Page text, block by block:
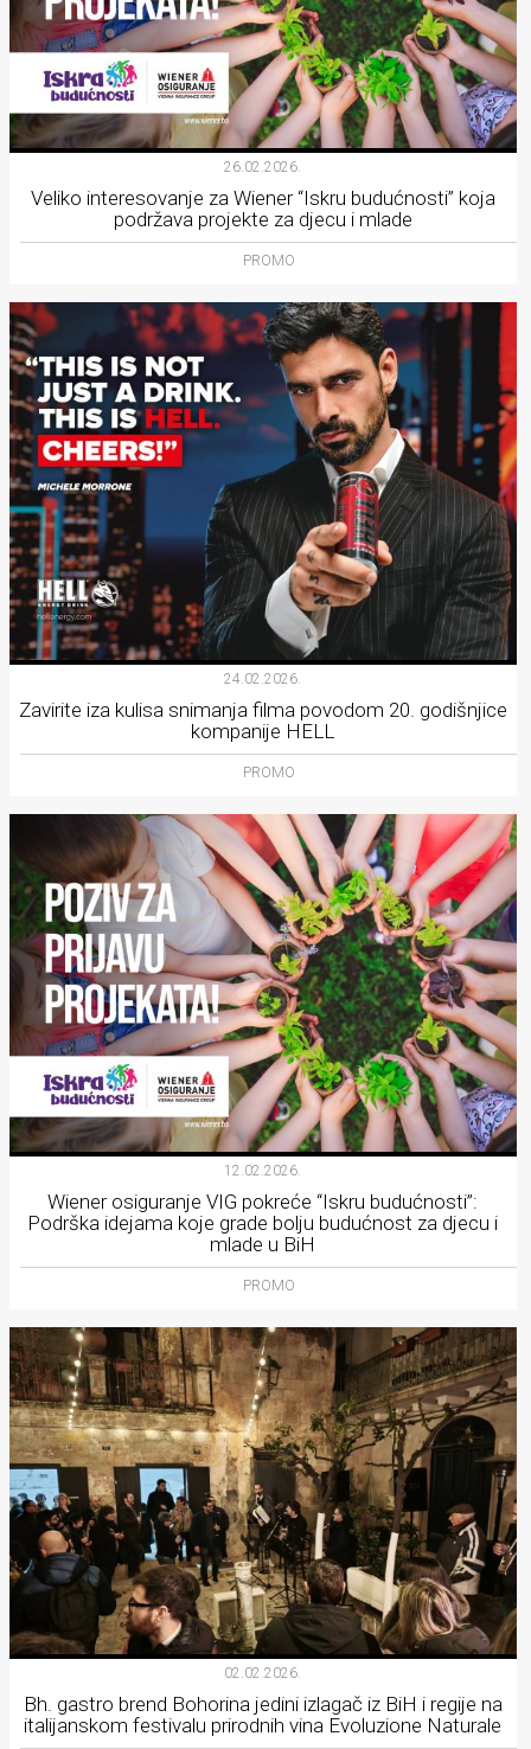
26.02.2026.
Veliko interesovanje za Wiener “Iskru budućnosti” koja
podržava projekte za djecu i mlade
PROMO
24.02.2026.
Zavirite iza kulisa snimanja filma povodom 20. godišnjice
kompanije HELL
PROMO
12.02.2026.
Wiener osiguranje VIG pokreće “Iskru budućnosti”:
Podrška idejama koje grade bolju budućnost za djecu i
mlade u BiH
PROMO
02.02.2026.
Bh. gastro brend Bohorina jedini izlagač iz BiH i regije na
italijanskom festivalu prirodnih vina Evoluzione Naturale